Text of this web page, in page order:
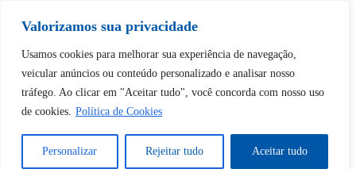
Valorizamos sua privacidade
Usamos cookies para melhorar sua experiência de navegação,
veicular anúncios ou conteúdo personalizado e analisar nosso
tráfego. Ao clicar em "Aceitar tudo", você concorda com nosso uso
de cookies. Política de Cookies
Personalizar Rejeitar tudo Aceitar tudo
Desbloquear esquerda : 0
Sim Não